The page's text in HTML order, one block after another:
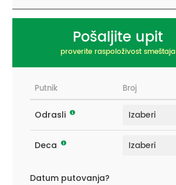
Pošaljite upit
proverite raspoloživost smeštaja
Putnik Broj
Odrasli
Deca
Datum putovanja?